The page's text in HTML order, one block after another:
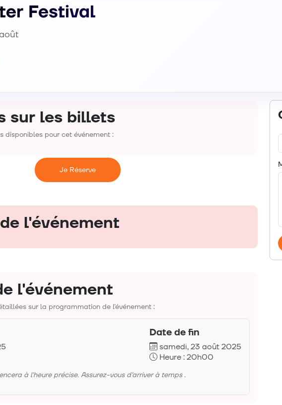
Festival
sur les billets
disponibles pour cet événement :
Je Réserve
l'événement
l'événement
sur la programmation de l'événement :
Date de fin
samedi, 23 août 2025
Heure : 20h00
à l'heure précise. Assurez-vous d'arriver à temps .